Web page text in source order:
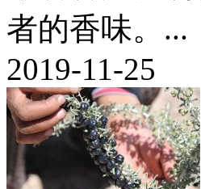
者的香味。...
2019-11-25